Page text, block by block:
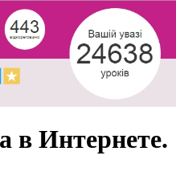
в Интернете.